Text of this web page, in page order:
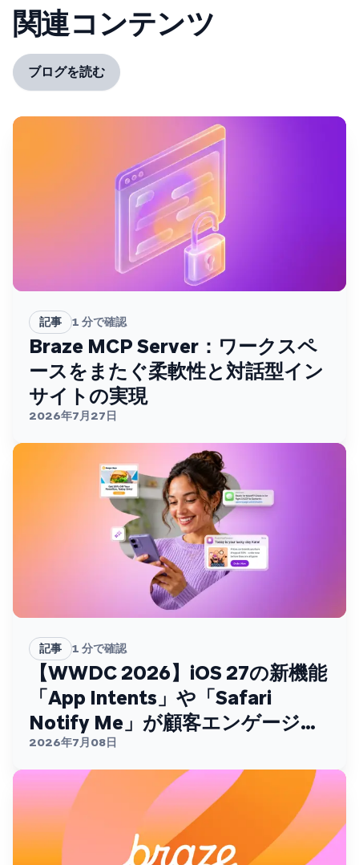
関連コンテンツ
ブログを読む
記事 1 分で確認
Braze MCP Server：ワークスペ
ースをまたぐ柔軟性と対話型イン
サイトの実現
2026年7月27日
記事 1 分で確認
【WWDC 2026】iOS 27の新機能
「App Intents」や「Safari
Notify Me」が顧客エンゲージメ
ントを変える
2026年7月08日